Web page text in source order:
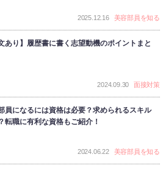
2025.12.16 美容部員を知る
文あり】履歴書に書く志望動機のポイントまと
2024.09.30 面接対策
員になるには資格は必要？求められるスキル
転職に有利な資格もご紹介！
2024.06.22 美容部員を知る